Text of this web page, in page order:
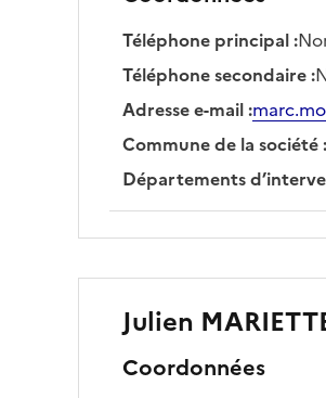
Téléphone principal:
Téléphone secondaire:
Adresse e-mail:
Commune de la société:
Départements
Julien
Coordonnées